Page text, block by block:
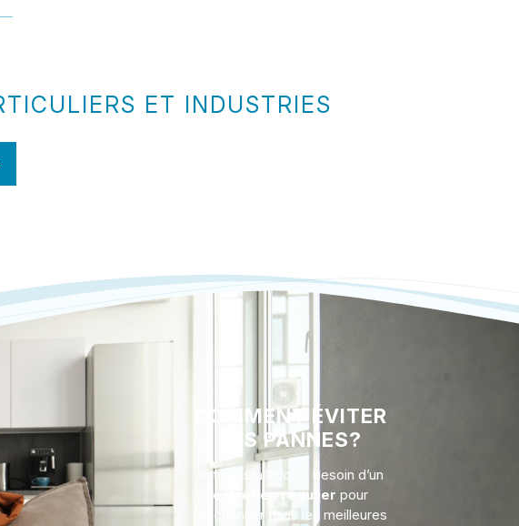
ET INDUSTRIES
COMMENT ÉVITER
LES PANNES?
Votre installation a besoin d’un
entretien régulier pour
fonctionner dans les meilleures